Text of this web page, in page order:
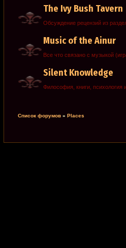
The Ivy Bush Tavern
Обсуждение рецензий из
Music of the Ainur
Все что связано с музыкой
Silent Knowledge
Философия, книги, психология и
Список форумов » Places